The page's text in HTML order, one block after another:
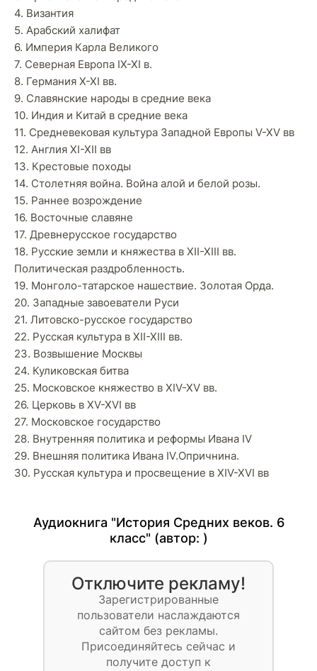
4. Византия
5. Арабский халифат
6. Империя Карла Великого
7. Северная Европа IX-XI в.
8. Германия X-XI вв.
9. Славянские народы в средние века
10. Индия и Китай в средние века
11. Средневековая культура Западной Европы V-XV вв
12. Англия XI-XII вв
13. Крестовые походы
14. Столетняя война. Война алой и белой розы.
15. Раннее возрождение
16. Восточные славяне
17. Древнерусское государство
18. Русские земли и княжества в XII-XIII вв.
Политическая раздробленность.
19. Монголо-татарское нашествие. Золотая Орда.
20. Западные завоеватели Руси
21. Литовско-русское государство
22. Русская культура в XII-XIII вв.
23. Возвышение Москвы
24. Куликовская битва
25. Московское княжество в XIV-XV вв.
26. Церковь в XV-XVI вв
27. Московское государство
28. Внутренняя политика и реформы Ивана IV
29. Внешняя политика Ивана IV.Опричнина.
30. Русская культура и просвещение в XIV-XVI вв
Аудиокнига "История Средних веков. 6
класс" (автор: )
Отключите рекламу!
Зарегистрированные
пользователи наслаждаются
сайтом без рекламы.
Присоединяйтесь сейчас и
получите доступ к